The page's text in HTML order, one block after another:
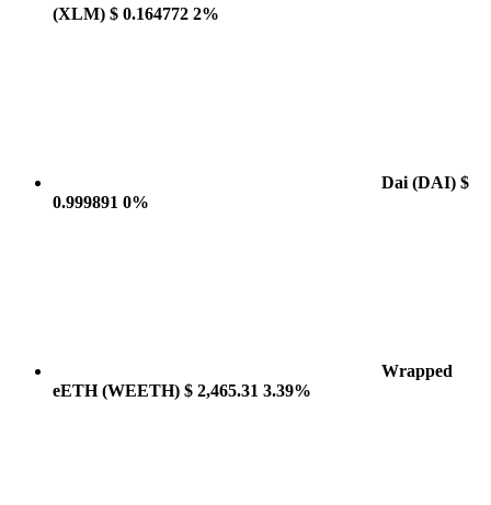
(XLM) $ 0.164772 2%
Dai (DAI) $
0.999891 0%
Wrapped
eETH(WEETH) $ 2,465.31 3.39%